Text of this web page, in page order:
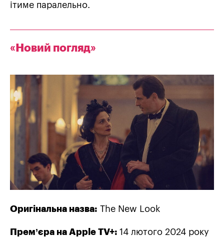
ітиме паралельно.
«Новий погляд»
Оригінальна назва: The New Look
Прем’єра на Apple TV+: 14 лютого 2024 року